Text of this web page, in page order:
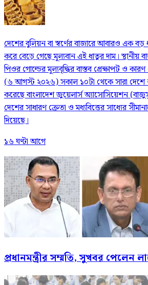
দেশের বুলিয়ন বা স্বর্ণের বাজারে আবারও এক
করে বেড়ে গেছে মূল্যবান এই ধাতুর দাম। স্থানীয়
পিওর গোল্ডের মূল্যবৃদ্ধির বাস্তব প্রেক্ষাপট ও
(৬ আগস্ট ২০২৬) সকাল ১০টা থেকে সারা দেশে
করেছে বাংলাদেশ জুয়েলার্স অ্যাসোসিয়েশন
দেশের সাধারণ ক্রেতা ও মধ্যবিত্তের সাধ্যের
দিয়েছে।
১৬ ঘণ্টা আগে
প্রধানমন্ত্রীর সম্মতি, সুখবর পেলেন